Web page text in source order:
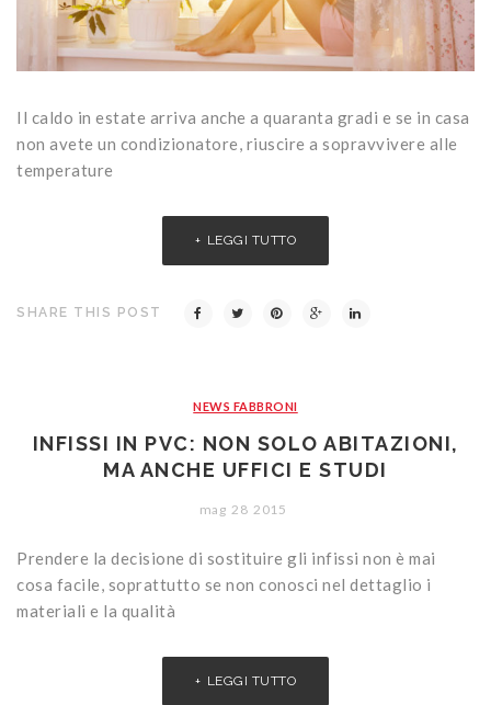
Il caldo in estate arriva anche a quaranta gradi e se in casa
non avete un condizionatore, riuscire a sopravvivere alle
temperature
LEGGI TUTTO
SHARE THIS POST
NEWS FABBRONI
INFISSI IN PVC: NON SOLO ABITAZIONI,
MA ANCHE UFFICI E STUDI
mag 28 2015
Prendere la decisione di sostituire gli infissi non è mai
cosa facile, soprattutto se non conosci nel dettaglio i
materiali e la qualità
LEGGI TUTTO